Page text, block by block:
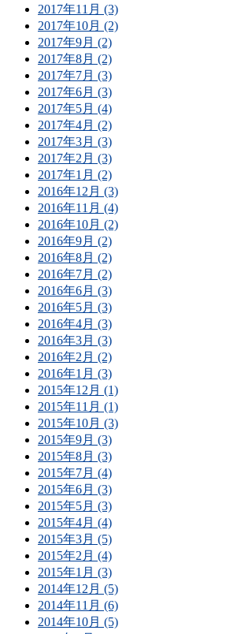
2017年11月 (3)
2017年10月 (2)
2017年9月 (2)
2017年8月 (2)
2017年7月 (3)
2017年6月 (3)
2017年5月 (4)
2017年4月 (2)
2017年3月 (3)
2017年2月 (3)
2017年1月 (2)
2016年12月 (3)
2016年11月 (4)
2016年10月 (2)
2016年9月 (2)
2016年8月 (2)
2016年7月 (2)
2016年6月 (3)
2016年5月 (3)
2016年4月 (3)
2016年3月 (3)
2016年2月 (2)
2016年1月 (3)
2015年12月 (1)
2015年11月 (1)
2015年10月 (3)
2015年9月 (3)
2015年8月 (3)
2015年7月 (4)
2015年6月 (3)
2015年5月 (3)
2015年4月 (4)
2015年3月 (5)
2015年2月 (4)
2015年1月 (3)
2014年12月 (5)
2014年11月 (6)
2014年10月 (5)